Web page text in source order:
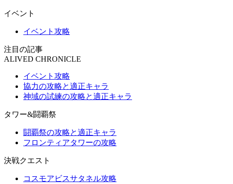
イベント
イベント攻略
注目の記事
ALIVED CHRONICLE
イベント攻略
協力の攻略と適正キャラ
神域の試練の攻略と適正キャラ
タワー&闘覇祭
闘覇祭の攻略と適正キャラ
フロンティアタワーの攻略
決戦クエスト
コスモアビスサタネル攻略